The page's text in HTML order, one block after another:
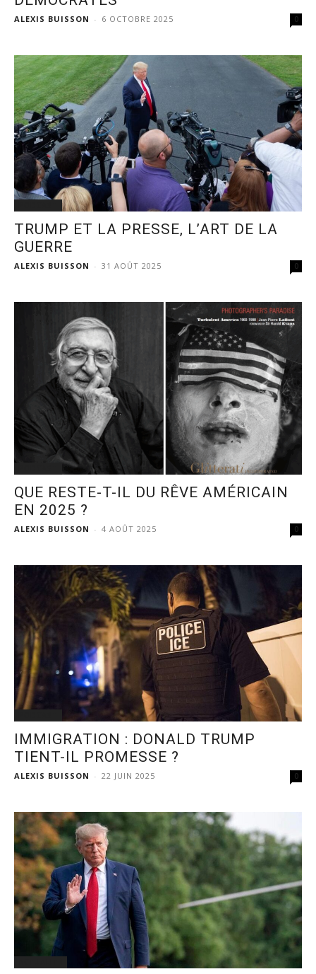
ALEXIS BUISSON - 6 OCTOBRE 2025 0
TRUMP ET LA PRESSE, L’ART DE LA
GUERRE
ALEXIS BUISSON - 31 AOÛT 2025 0
QUE RESTE-T-IL DU RÊVE AMÉRICAIN
EN 2025 ?
ALEXIS BUISSON - 4 AOÛT 2025 0
IMMIGRATION : DONALD TRUMP
TIENT-IL PROMESSE ?
ALEXIS BUISSON - 22 JUIN 2025 0